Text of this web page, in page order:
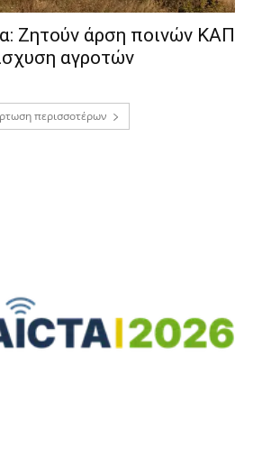
Ζητούν άρση ποινών ΚΑΠ
αγροτών
περισσοτέρων